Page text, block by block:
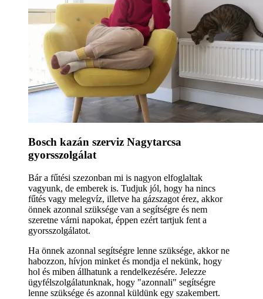
Bosch kazán szerviz Nagytarcsa
gyorsszolgálat
Bár a fűtési szezonban mi is nagyon elfoglaltak
vagyunk, de emberek is. Tudjuk jól, hogy ha nincs
fűtés vagy melegvíz, illetve ha gázszagot érez, akkor
önnek azonnal szüksége van a segítségre és nem
szeretne várni napokat, éppen ezért tartjuk fent a
gyorsszolgálatot.
Ha önnek azonnal segítségre lenne szüksége, akkor ne
habozzon, hívjon minket és mondja el nekünk, hogy
hol és miben állhatunk a rendelkezésére. Jelezze
ügyfélszolgálatunknak, hogy "azonnali" segítségre
lenne szüksége és azonnal küldünk egy szakembert.